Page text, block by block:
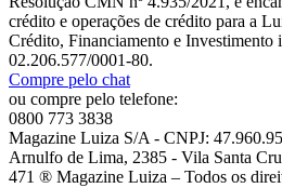
crédito e operações de crédito para a
Crédito, Financiamento e Investimento
02.206.577/0001-80.
Compre pelo chat
ou compre pelo telefone:
0800 773 3838
Magazine Luiza S/A - CNPJ:
Arnulfo de Lima, 2385 - Vila Santa
471 ® Magazine Luiza – Todos os